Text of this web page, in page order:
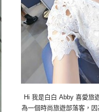
Hi 我是白白 Abby 喜愛旅
為一個時尚旅遊部落客，